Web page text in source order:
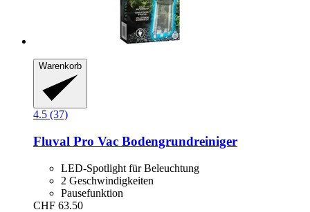
Warenkorb
4.5 (37)
Fluval Pro Vac Bodengrundreiniger
LED-Spotlight für Beleuchtung
2 Geschwindigkeiten
Pausefunktion
CHF 63.50